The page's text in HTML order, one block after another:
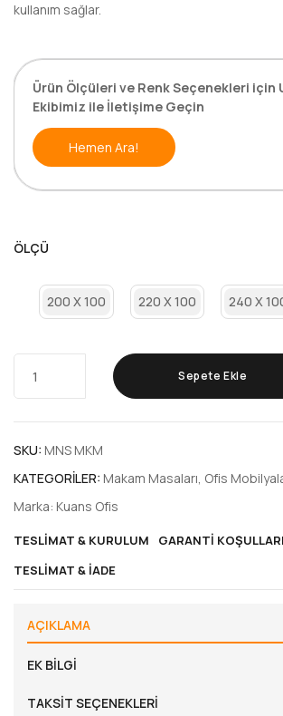
kullanım sağlar.
Ürün Ölçüleri ve Renk Seçenekleri için
Ekibimiz ile İletişime Geçin
Hemen Ara!
ÖLÇÜ
200 X 100 220 X 100 240 X
Sepete Ekle
SKU: MNS MKM
KATEGORILER: Makam Masaları, Ofis
Marka: Kuans Ofis
TESLIMAT & KURULUM
GARANTI KOŞULLARI
TESLIMAT & İADE
AÇIKLAMA
EK BILGI
TAKSIT SEÇENEKLERI